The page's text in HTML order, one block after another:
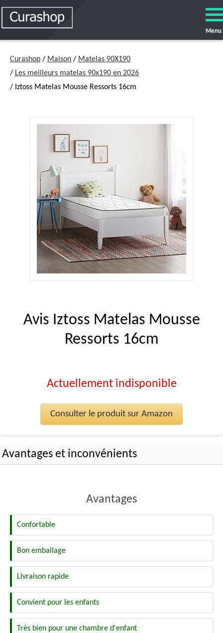
Menu
Curashop / Maison / Matelas 90X190
/ Les meilleurs matelas 90x190 en 2026
/ Iztoss Matelas Mousse Ressorts 16cm
Avis Iztoss Matelas Mousse
Ressorts 16cm
Actuellement indisponible
Consulter le produit sur Amazon
Avantages et inconvénients
Avantages
Confortable
Bon emballage
Livraison rapide
Convient pour les enfants
Très bien pour une chambre d'enfant